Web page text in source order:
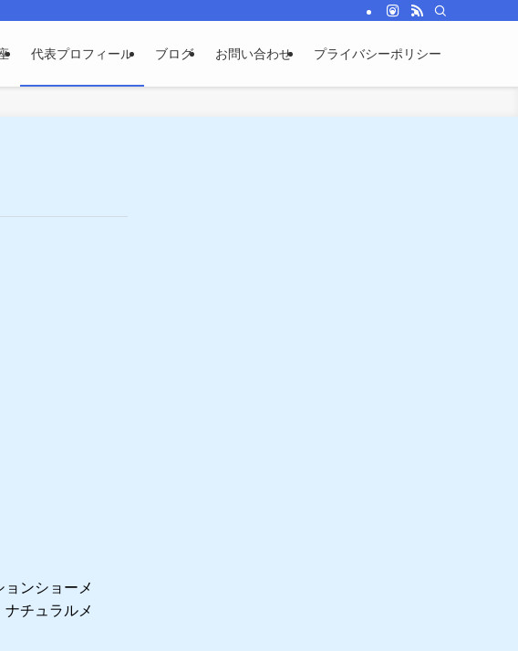
に似合うものではありません。もっと自分を知って輝きを取り戻してみませんか？
代表プロフィール ブログ お問い合わせ プライバシーポリシー
ンショーメ
チュラルメ